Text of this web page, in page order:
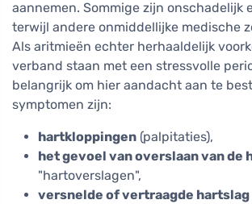
aannemen. Sommige zijn onschadelijk
terwijl andere onmiddellijke medische
Als aritmieën echter herhaaldelijk
verband staan met een stressvolle
belangrijk om hier aandacht aan te
symptomen zijn:
hartkloppingen (palpitaties),
het gevoel van overslaan van de
"hartoverslagen",
versnelde of vertraagde hartslag